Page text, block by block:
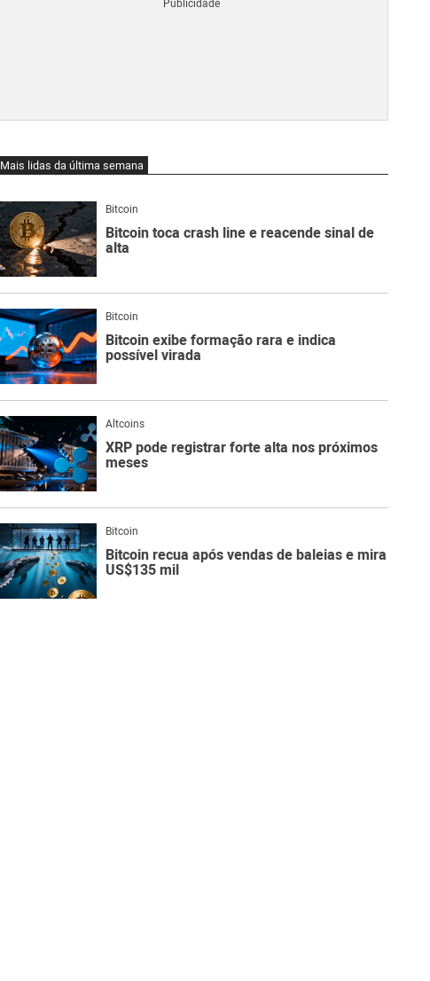
Mais lidas da última semana
Bitcoin
Bitcoin toca crash line e reacende sinal de
alta
Bitcoin
Bitcoin exibe formação rara e indica
possível virada
Altcoins
XRP pode registrar forte alta nos próximos
meses
Bitcoin
Bitcoin recua após vendas de baleias e mira
US$135 mil